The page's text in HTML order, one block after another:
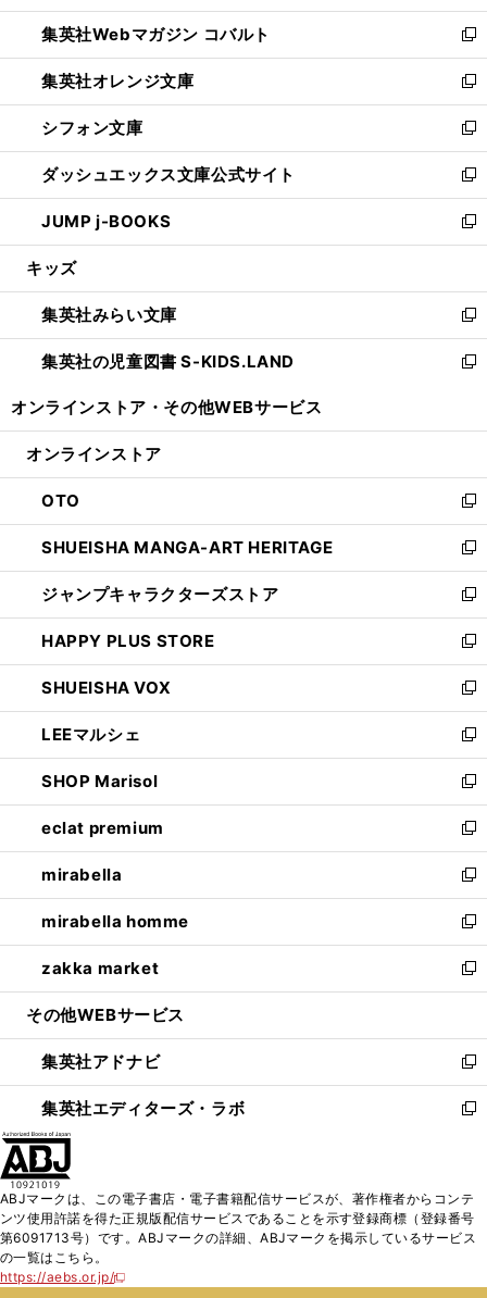
開
く
ウ
で
開
く
ン
ド
ウ
で
開
く
ウ
ィ
ン
ド
ウ
で
開
く
集英社Webマガジン コバルト
新
し
い
ウ
ィ
ン
ド
ウ
で
開
集英社オレンジ文庫
新
し
い
ウ
ィ
ン
ド
ウ
開
く
シフォン文庫
新
し
い
ウ
ィ
ン
ウ
で
開
く
ダッシュエックス文庫公式サイト
新
し
い
ウ
ン
ド
ウ
で
JUMP j-BOOKS
新
し
ウ
ィ
ン
ド
開
キッズ
集英社みらい文庫
新
し
い
ン
ウ
で
開
く
集英社の児童図書 S-KIDS.LAND
新
ウ
ン
ド
ウ
で
開
く
オンラインストア・ その他WEBサービス
オンラインストア
OTO
新
し
い
ウ
ィ
ン
ド
ウ
で
開
く
SHUEISHA MANGA-ART HERITAGE
新
し
い
ウ
ィ
ン
ド
ウ
で
開
く
ジャンプキャラクターズストア
新
し
い
ウ
ィ
ン
ド
ウ
で
開
く
HAPPY PLUS STORE
新
し
い
ウ
ィ
ン
ド
ウ
で
開
く
SHUEISHA VOX
新
し
い
ウ
ィ
ン
ド
ウ
で
開
く
LEEマルシェ
新
し
い
ウ
ィ
ン
ド
ウ
で
開
く
SHOP Marisol
新
し
い
ウ
ィ
ン
ド
ウ
で
開
eclat premium
新
し
い
ウ
ィ
ン
ド
ウ
開
く
mirabella
新
し
い
ウ
ィ
ン
ウ
で
開
く
mirabella homme
新
し
い
ウ
ン
ド
ウ
で
zakka market
新
し
ウ
ィ
ン
ド
く
その他WEBサービス
集英社アドナビ
新
し
い
ド
ウ
で
集英社エディターズ・ラボ
新
ィ
ン
ド
ABJマークは、この電子書店・電子書籍配信サービスが、著作権者からコンテ
ンツ使用許諾を得た正規版配信サービスであることを示す登録商標（登録番号
第6091713号）です。ABJマークの詳細、ABJマークを掲示しているサービス
の一覧はこちら。
https://aebs.or.jp/
新